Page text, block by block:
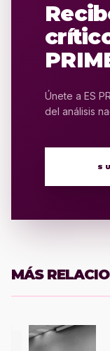
Únete a ES
del análisis
MÁS